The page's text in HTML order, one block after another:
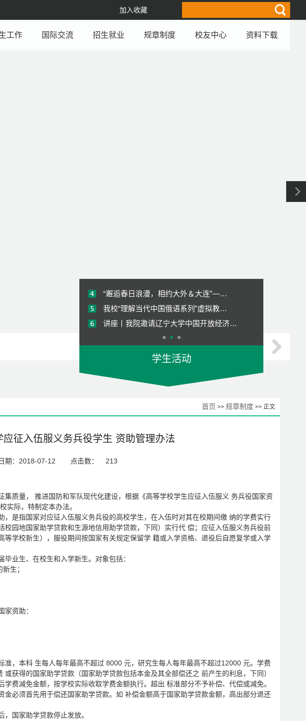
加入收藏
工作 国际交流 招生就业 规章制度 校友中心 资料下载
“邂逅春日浪漫，相约大外＆大连”—…
我校“理解当代中国俄语系列”虚拟教…
讲座丨我院邀请辽宁大学中国开放经济…
【师哥师姐说就业2023】考研经验分享
【俄语追梦人】68期 | 跟着第十五届…
喜报 | 我院学子荣获校模拟招聘会大…
访企拓岗促就业 调研合作共育人-我院…
我院赴西安外国语大学俄语学院进行专…
《俄罗斯经济》国际化课程顺利结课
学生活动
首页 >> 规章制度 >> 正文
应征入伍服义务兵役学生 资助管理办法
期：2018-07-12 点击数： 213
质量， 推进国防和军队现代化建设，根据《高等学校学生应征入伍服义 务兵役国家资
实际，特制定本办法。
是指国家对应征入伍服义务兵役的高校学生，在入伍时对其在校期间缴 纳的学费实行
园地国家助学贷款和生源地信用助学贷款，下同）实行代 偿；应征入伍服义务兵役前
学校新生），服役期间按国家有关规定保留学 籍或入学资格、退役后自愿复学或入学
业生、在校生和入学新生。对象包括：
生；
资助：
准，本科 生每人每年最高不超过 8000 元，研究生每人每年最高不超过12000 元。学费
获得的国家助学贷款（国家助学贷款包括本金及其全部偿还之 前产生的利息，下同）
费减免金额，按学校实际收取学费金额执行。超出 标准部分不予补偿、代偿或减免。
必须首先用于偿还国家助学贷款。如 补偿金额高于国家助学贷款金额，高出部分退还
国家助学贷款停止发放。